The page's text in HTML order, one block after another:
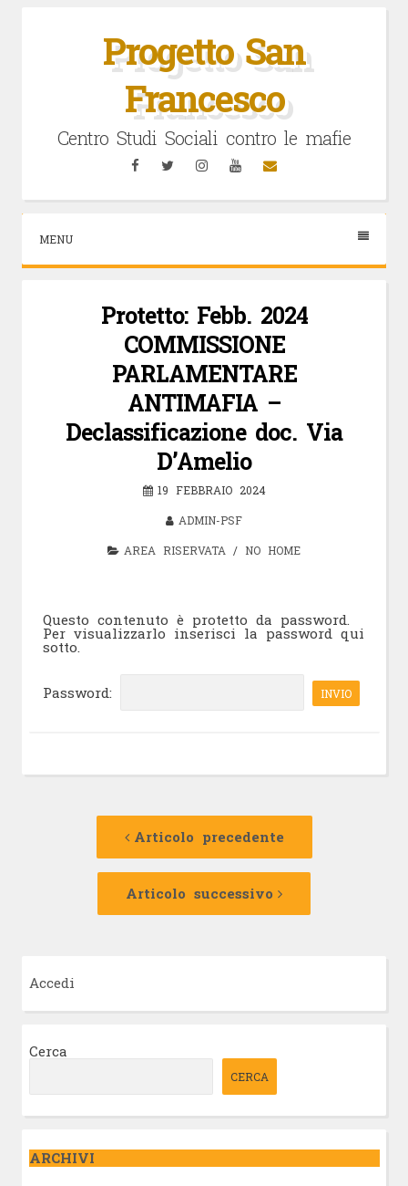
Progetto San
Francesco
Centro Studi Sociali contro le mafie
FacebookTwitterInstagramYouTubeEmail
MENU
Protetto: Febb. 2024
COMMISSIONE
PARLAMENTARE
ANTIMAFIA –
Declassificazione doc. Via
D’Amelio
19 FEBBRAIO 2024
ADMIN-PSF
AREA RISERVATA / NO HOME
Questo contenuto è protetto da password.
Per visualizzarlo inserisci la password qui
sotto.
Password:
Navigazione
Articolo precedente
Articolo
Articolo successivo
Articolo
Accedi
Cerca
CERCA
ARCHIVI